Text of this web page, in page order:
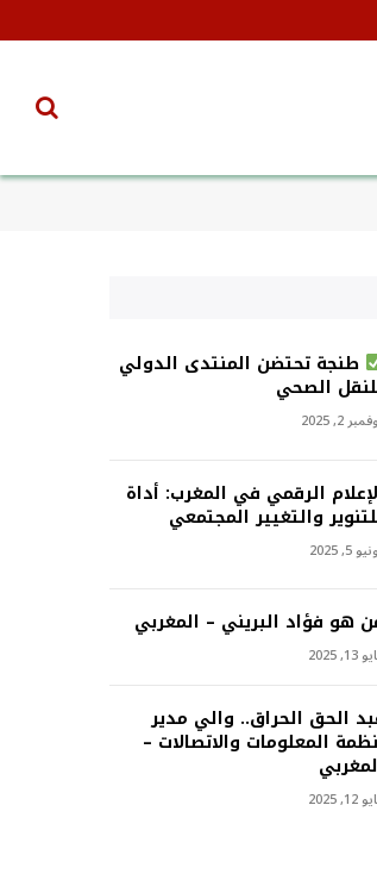
طنجة تحتضن المنتدى الدولي
الصحي
2, 2025
الرقمي في المغرب: أداة
والتغيير المجتمعي
5, 2025
هو فؤاد البريني – المغربي
2025
الحق الحراق.. والي مدير
المعلومات والاتصالات –
2025